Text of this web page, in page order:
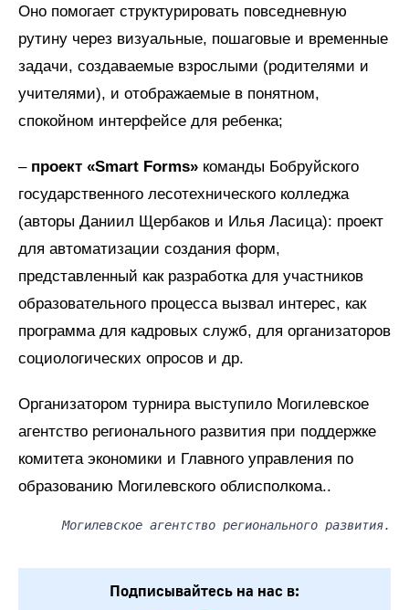
Оно помогает структурировать повседневную
рутину через визуальные, пошаговые и временные
задачи, создаваемые взрослыми (родителями и
учителями), и отображаемые в понятном,
спокойном интерфейсе для ребенка;
– проект «Smart Forms» команды Бобруйского
государственного лесотехнического колледжа
(авторы Даниил Щербаков и Илья Ласица): проект
для автоматизации создания форм,
представленный как разработка для участников
образовательного процесса вызвал интерес, как
программа для кадровых служб, для организаторов
социологических опросов и др.
Организатором турнира выступило Могилевское
агентство регионального развития при поддержке
комитета экономики и Главного управления по
образованию Могилевского облисполкома..
Могилевское агентство регионального развития.
Подписывайтесь на нас в: